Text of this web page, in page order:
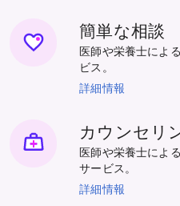
簡単な相談
医師や栄養士によ
ビス。
詳細情報
カウンセリ
医師や栄養士によ
サービス。
詳細情報